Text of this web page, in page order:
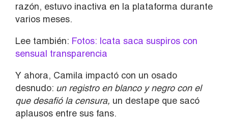
razón, estuvo inactiva en la plataforma durante
varios meses.
Lee también: Fotos: Icata saca suspiros con
sensual transparencia
Y ahora, Camila impactó con un osado
desnudo: un registro en blanco y negro con el
que desafió la censura, un destape que sacó
aplausos entre sus fans.